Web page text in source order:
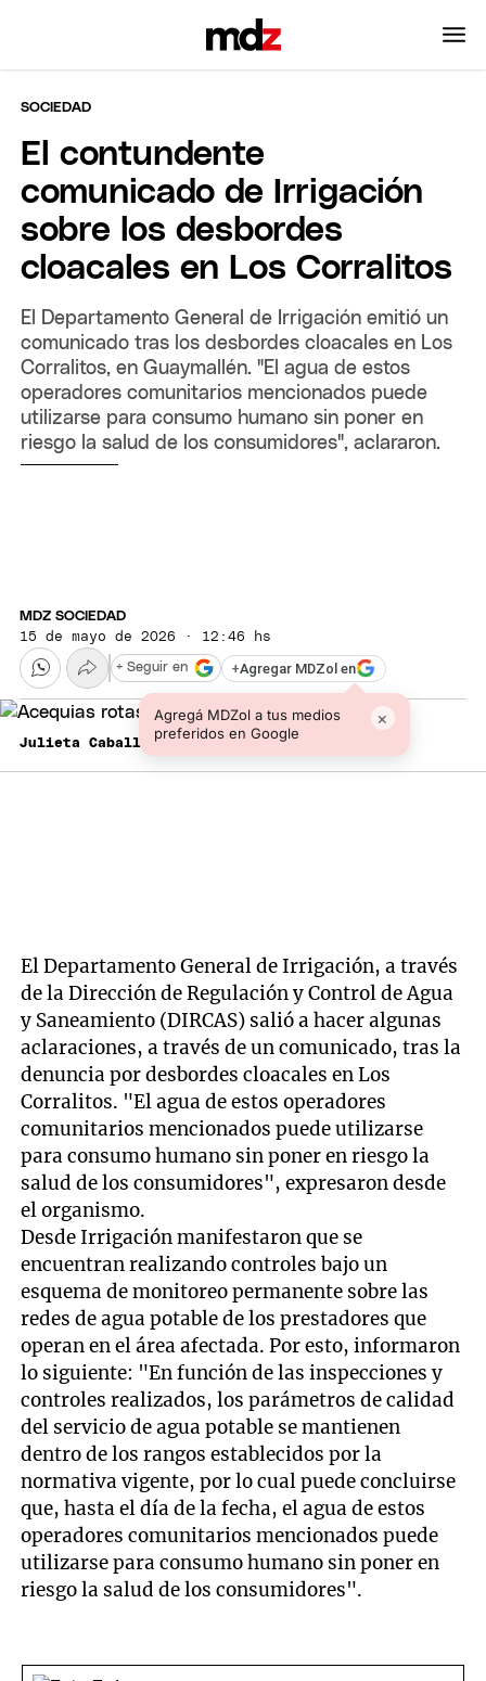
SOCIEDAD
El contundente
comunicado de Irrigación
sobre los desbordes
cloacales en Los Corralitos
El Departamento General de Irrigación emitió un
comunicado tras los desbordes cloacales en Los
Corralitos, en Guaymallén. "El agua de estos
operadores comunitarios mencionados puede
utilizarse para consumo humano sin poner en
riesgo la salud de los consumidores", aclararon.
MDZ SOCIEDAD
15 de mayo de 2026 · 12:46 hs
+Agregar MDZol en
Agregá MDZol a tus medios
preferidos en Google
×
+ Seguir en
Julieta Caballero - MDZ
El Departamento General de Irrigación, a través
de la Dirección de Regulación y Control de Agua
y Saneamiento (DIRCAS) salió a hacer algunas
aclaraciones, a través de un comunicado, tras la
denuncia por desbordes cloacales en Los
Corralitos. "El agua de estos operadores
comunitarios mencionados puede utilizarse
para consumo humano sin poner en riesgo la
salud de los consumidores", expresaron desde
el organismo.
Desde Irrigación manifestaron que se
encuentran realizando controles bajo un
esquema de monitoreo permanente sobre las
redes de agua potable de los prestadores que
operan en el área afectada. Por esto, informaron
lo siguiente: "En función de las inspecciones y
controles realizados, los parámetros de calidad
del servicio de agua potable se mantienen
dentro de los rangos establecidos por la
normativa vigente, por lo cual puede concluirse
que, hasta el día de la fecha, el agua de estos
operadores comunitarios mencionados puede
utilizarse para consumo humano sin poner en
riesgo la salud de los consumidores".